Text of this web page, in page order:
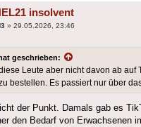
insolvent
» 29.05.2026, 23:46
geschrieben:
Leute aber nicht davon ab
bestellen. Es passiert nur über
der Punkt. Damals gab es
den Bedarf von Erwachsenen